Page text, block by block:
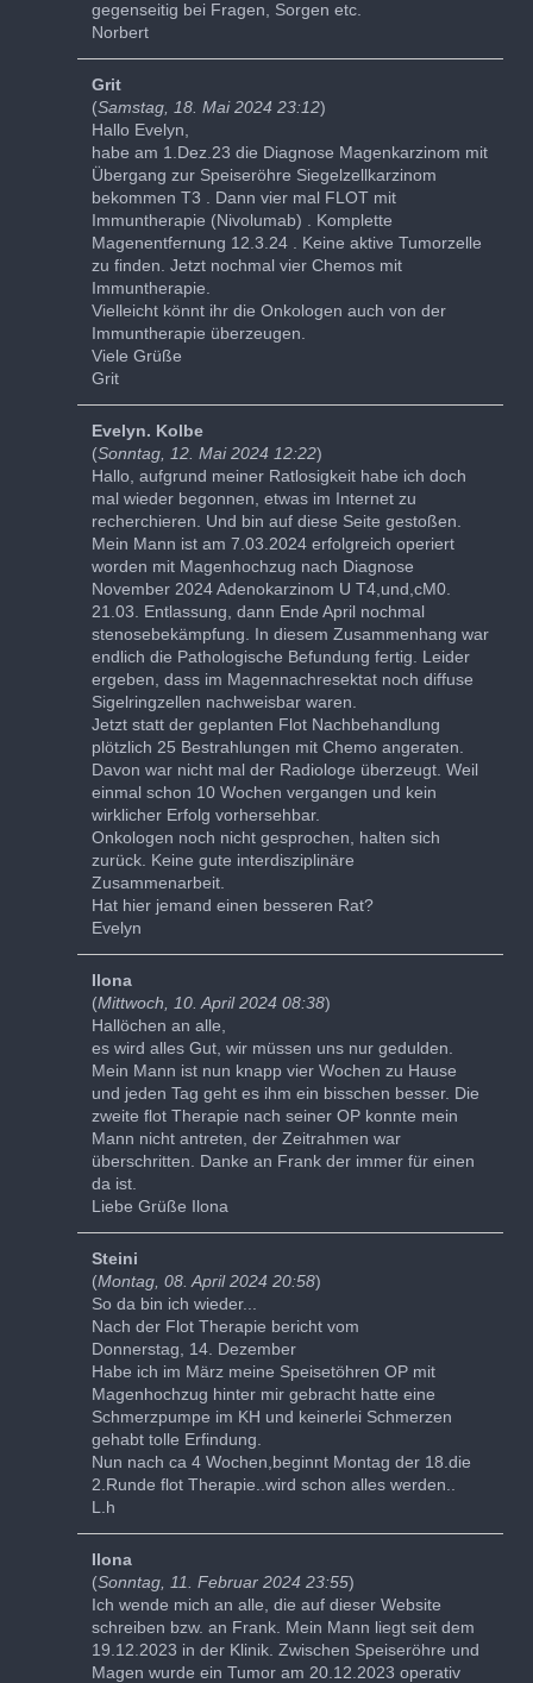
gegenseitig bei Fragen, Sorgen etc.
Norbert
Grit
(Samstag, 18. Mai 2024 23:12)
Hallo Evelyn,
habe am 1.Dez.23 die Diagnose Magenkarzinom mit
Übergang zur Speiseröhre Siegelzellkarzinom
bekommen T3 . Dann vier mal FLOT mit
Immuntherapie (Nivolumab) . Komplette
Magenentfernung 12.3.24 . Keine aktive Tumorzelle
zu finden. Jetzt nochmal vier Chemos mit
Immuntherapie.
Vielleicht könnt ihr die Onkologen auch von der
Immuntherapie überzeugen.
Viele Grüße
Grit
Evelyn. Kolbe
(Sonntag, 12. Mai 2024 12:22)
Hallo, aufgrund meiner Ratlosigkeit habe ich doch
mal wieder begonnen, etwas im Internet zu
recherchieren. Und bin auf diese Seite gestoßen.
Mein Mann ist am 7.03.2024 erfolgreich operiert
worden mit Magenhochzug nach Diagnose
November 2024 Adenokarzinom U T4,und,cM0.
21.03. Entlassung, dann Ende April nochmal
stenosebekämpfung. In diesem Zusammenhang war
endlich die Pathologische Befundung fertig. Leider
ergeben, dass im Magennachresektat noch diffuse
Sigelringzellen nachweisbar waren.
Jetzt statt der geplanten Flot Nachbehandlung
plötzlich 25 Bestrahlungen mit Chemo angeraten.
Davon war nicht mal der Radiologe überzeugt. Weil
einmal schon 10 Wochen vergangen und kein
wirklicher Erfolg vorhersehbar.
Onkologen noch nicht gesprochen, halten sich
zurück. Keine gute interdisziplinäre
Zusammenarbeit.
Hat hier jemand einen besseren Rat?
Evelyn
Ilona
(Mittwoch, 10. April 2024 08:38)
Hallöchen an alle,
es wird alles Gut, wir müssen uns nur gedulden.
Mein Mann ist nun knapp vier Wochen zu Hause
und jeden Tag geht es ihm ein bisschen besser. Die
zweite flot Therapie nach seiner OP konnte mein
Mann nicht antreten, der Zeitrahmen war
überschritten. Danke an Frank der immer für einen
da ist.
Liebe Grüße Ilona
Steini
(Montag, 08. April 2024 20:58)
So da bin ich wieder...
Nach der Flot Therapie bericht vom
Donnerstag, 14. Dezember
Habe ich im März meine Speisetöhren OP mit
Magenhochzug hinter mir gebracht hatte eine
Schmerzpumpe im KH und keinerlei Schmerzen
gehabt tolle Erfindung.
Nun nach ca 4 Wochen,beginnt Montag der 18.die
2.Runde flot Therapie..wird schon alles werden..
L.h
Ilona
(Sonntag, 11. Februar 2024 23:55)
Ich wende mich an alle, die auf dieser Website
schreiben bzw. an Frank. Mein Mann liegt seit dem
19.12.2023 in der Klinik. Zwischen Speiseröhre und
Magen wurde ein Tumor am 20.12.2023 operativ